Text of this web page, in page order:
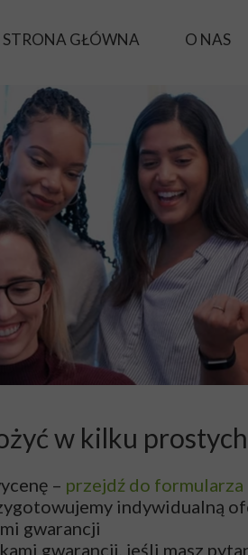
w kilku
– przejdź do formularza
indywidualną
gwarancji
gwarancji, jeśli masz
STRONA GŁÓWNA O NAS